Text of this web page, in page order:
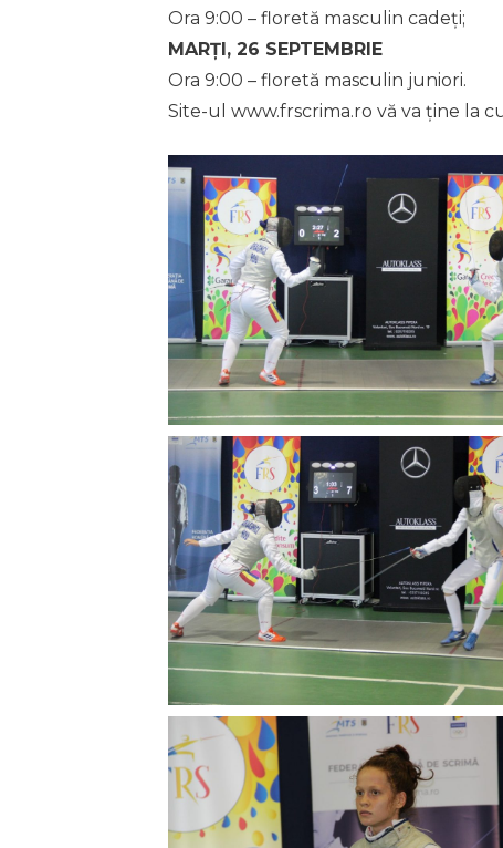
Ora 9:00 – floretă masculin cadeți;
MARȚI, 26 SEPTEMBRIE
Ora 9:00 – floretă masculin juniori.
Site-ul www.frscrima.ro vă va ține la